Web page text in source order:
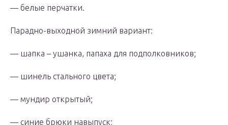
— белые перчатки.
Парадно-выходной зимний вариант:
— шапка – ушанка, папаха для подполковников;
— шинель стального цвета;
— мундир открытый;
— синие брюки навыпуск;